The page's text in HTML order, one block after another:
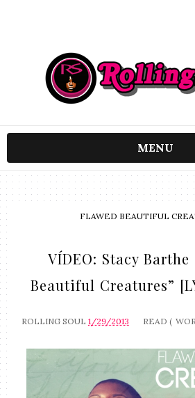
MENU
FLAWED BEAUTIFUL
VÍDEO: Stacy Barthe
Beautiful Creatures”
ROLLING SOUL 1/29/2013 READ (